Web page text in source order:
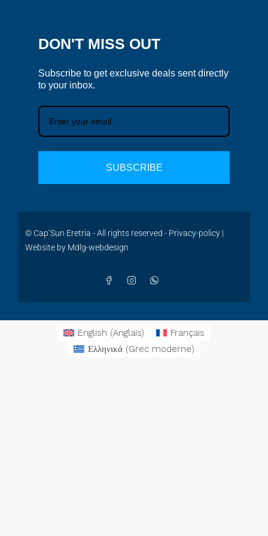
DON'T MISS OUT
Subscribe to get exclusive deals sent directly
to your inbox.
SUBSCRIBE
© Cap’Sun Eretria - All rights reserved - Privacy-policy |
Website by Mdlg-webdesign
English (Anglais)
Français
Ελληνικά (Grec moderne)